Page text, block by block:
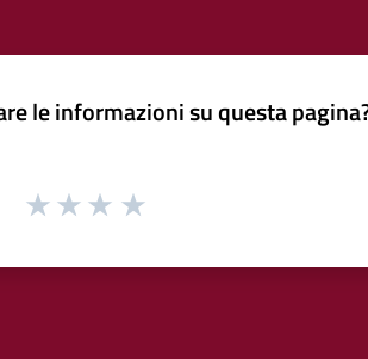
le informazioni su questa